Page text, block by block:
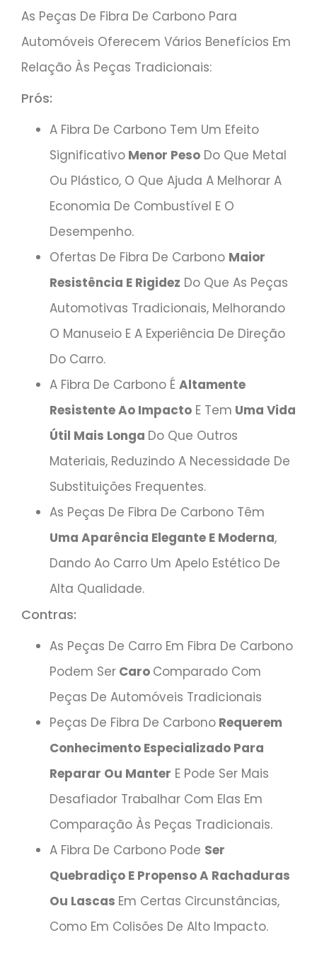
As Peças De Fibra De Carbono Para
Automóveis Oferecem Vários Benefícios Em
Relação Às Peças Tradicionais:
Prós:
A Fibra De Carbono Tem Um Efeito
Significativo Menor Peso Do Que Metal
Ou Plástico, O Que Ajuda A Melhorar A
Economia De Combustível E O
Desempenho.
Ofertas De Fibra De Carbono Maior
Resistência E Rigidez Do Que As Peças
Automotivas Tradicionais, Melhorando
O Manuseio E A Experiência De Direção
Do Carro.
A Fibra De Carbono É Altamente
Resistente Ao Impacto E Tem Uma Vida
Útil Mais Longa Do Que Outros
Materiais, Reduzindo A Necessidade De
Substituições Frequentes.
As Peças De Fibra De Carbono Têm
Uma Aparência Elegante E Moderna,
Dando Ao Carro Um Apelo Estético De
Alta Qualidade.
Contras:
As Peças De Carro Em Fibra De Carbono
Podem Ser Caro Comparado Com
Peças De Automóveis Tradicionais
Peças De Fibra De Carbono Requerem
Conhecimento Especializado Para
Reparar Ou Manter E Pode Ser Mais
Desafiador Trabalhar Com Elas Em
Comparação Às Peças Tradicionais.
A Fibra De Carbono Pode Ser
Quebradiço E Propenso A Rachaduras
Ou Lascas Em Certas Circunstâncias,
Como Em Colisões De Alto Impacto.